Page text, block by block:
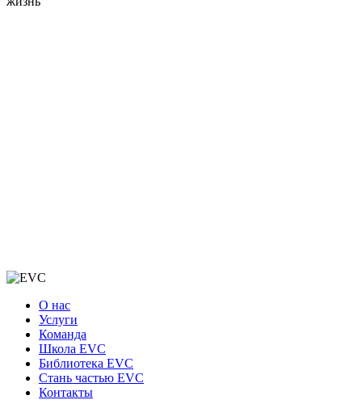
О нас
Услуги
Команда
Школа EVC
Библиотека EVC
Стань частью EVC
Контакты